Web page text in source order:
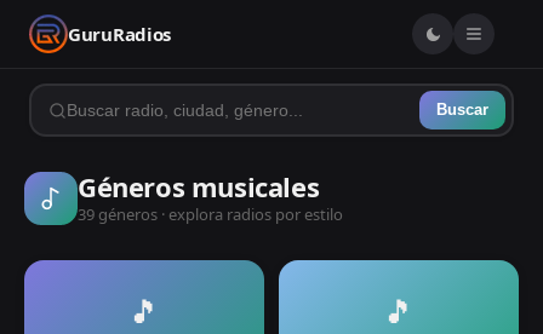
GuruRadios
Buscar
Géneros musicales
39 géneros · explora radios por estilo
🎵 🎵